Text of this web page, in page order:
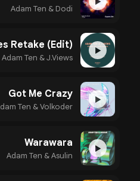
Adam Ten & Dodi
▶
Retake (Edit)
Adam Ten & J.Views
▶
Got Me Crazy
Ten & Volkoder
▶
Warawara
Adam Ten & Asulin